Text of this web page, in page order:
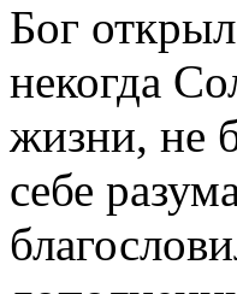
Бог
некогда
жизни, не
себе